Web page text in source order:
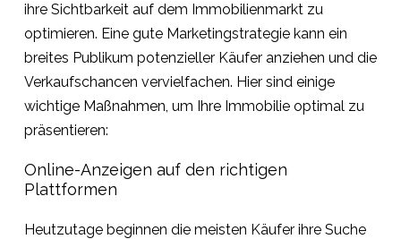
ihre Sichtbarkeit auf dem Immobilienmarkt zu
optimieren. Eine gute Marketingstrategie kann ein
breites Publikum potenzieller Käufer anziehen und die
Verkaufschancen vervielfachen. Hier sind einige
wichtige Maßnahmen, um Ihre Immobilie optimal zu
präsentieren:
Online-Anzeigen auf den richtigen
Plattformen
Heutzutage beginnen die meisten Käufer ihre Suche